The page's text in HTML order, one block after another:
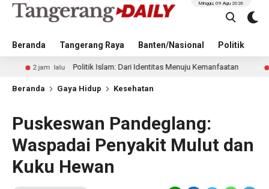
Beranda Tangerang Raya Banten/Nasional Politik
Minggu, 09 Agu 2026
lalu Politik Islam: Dari Identitas Menuju Kemanfaatan 11 jam lalu
Beranda Gaya Hidup Kesehatan
Puskeswan Pandeglang:
Waspadai Penyakit Mulut dan
Kuku Hewan